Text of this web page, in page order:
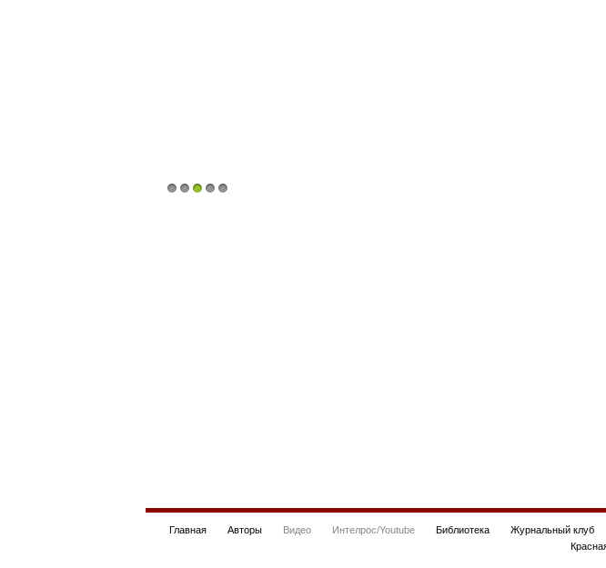
Главная Авторы Видео Интелрос/Youtube Библиотека Журнальный клуб